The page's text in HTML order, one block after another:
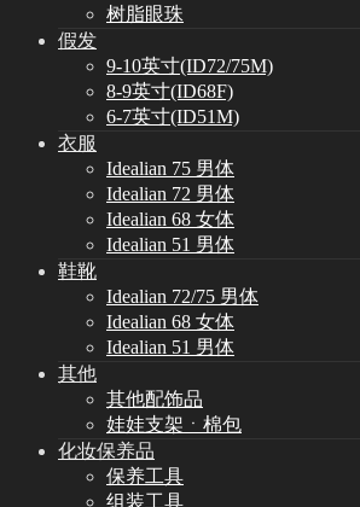
树脂眼珠
假发
9-10英寸(ID72/75M)
8-9英寸(ID68F)
6-7英寸(ID51M)
衣服
Idealian 75 男体
Idealian 72 男体
Idealian 68 女体
Idealian 51 男体
鞋靴
Idealian 72/75 男体
Idealian 68 女体
Idealian 51 男体
其他
其他配饰品
娃娃支架ㆍ棉包
化妆保养品
保养工具
组装工具